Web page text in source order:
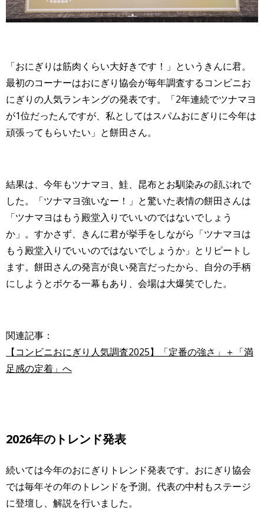
「おにぎりは筋肉くらい大好きです！」というきんに君。
最初のコーナーはおにぎり協会が毎年調査するコンビニお
にぎりの人気ランキングの発表です。「2年連続でツナマヨ
が1位だったんですが、私としてはスパムおにぎりに今年は
頑張ってもらいたい」と餅田さん。
結果は、今年もツナマヨ、鮭、昆布とお馴染みの顔ぶれで
した。「ツナマヨ強いなー！」と驚いた表情の餅田さんは
「ツナマヨはもう殿堂入りでいいのではないでしょう
か」。すかさず、きんに君が挙手をしながら「ツナマヨは
もう殿堂入りでいいのではないでしょうか」とリピートし
ます。餅田さんの発言が良い発言だったから、自分の手柄
にしようとボケる一幕もあり、会場は大爆笑でした。
関連記事：
【コンビニおにぎり人気調査2025】「定番の強さ」＋「満
足感の定着」へ
2026年のトレンド発表
続いては今年のおにぎりトレンド発表です。おにぎり協会
では毎年その年のトレンドを予測。代表の中村もステージ
に登壇し、解説を行いました。